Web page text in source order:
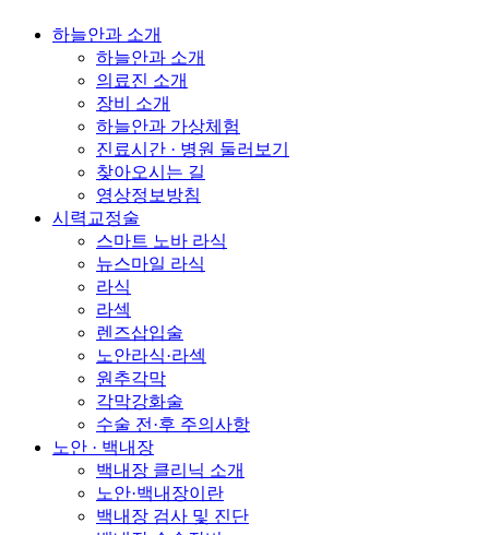
하늘안과 소개
하늘안과 소개
의료진 소개
장비 소개
하늘안과 가상체험
진료시간 · 병원 둘러보기
찾아오시는 길
영상정보방침
시력교정술
스마트 노바 라식
뉴스마일 라식
라식
라섹
렌즈삽입술
노안라식·라섹
원추각막
각막강화술
수술 전·후 주의사항
노안 · 백내장
백내장 클리닉 소개
노안·백내장이란
백내장 검사 및 진단